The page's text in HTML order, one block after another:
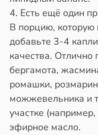
4. Есть ещё один
В порцию, которую
добавьте 3-4
качества. Отлично
бергамота,
ромашки,
можжевельника и
участке
эфирное масло.